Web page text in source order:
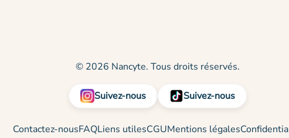
© 2026 Nancyte. Tous droits réservés.
Suivez-nous Suivez-nous
Contactez-nousFAQLiens utilesCGUMentions légales